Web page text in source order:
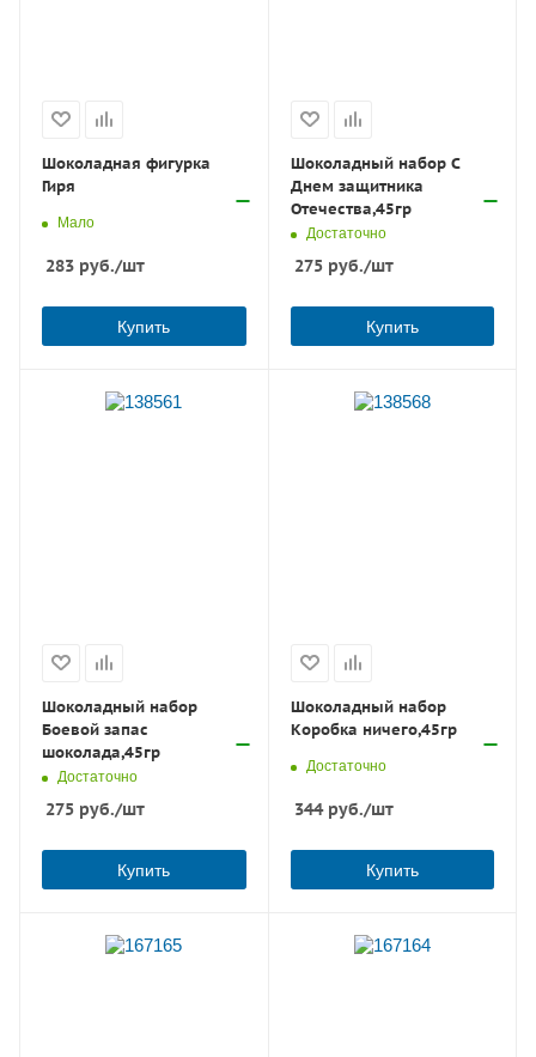
Шоколадная фигурка
Гиря
Мало
283 руб./шт
Купить
Шоколадный набор С
Днем защитника
Отечества,45гр
Достаточно
275руб./шт
Купить
Шоколадный набор
Боевой запас
шоколада,45гр
Достаточно
275 руб./шт
Купить
Шоколадный набор
Коробка ничего,45гр
Достаточно
344руб./шт
Купить